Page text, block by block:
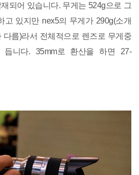
되어 있습니다. 무게는 524g으로 그
고 있지만 nex5의 무게가 290g(소개
다름)라서 전체적으로 렌즈로 무게중
듭니다. 35mm로 환산을 하면 27-